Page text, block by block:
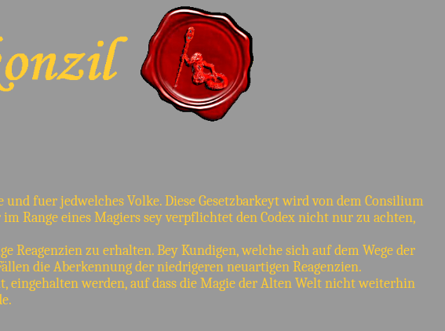
fuer jedwelches Volke. Diese Gesetzbarkeyt wird von dem Consilium
Range eines Magiers sey verpflichtet den Codex nicht nur zu achten,
Reagenzien zu erhalten. Bey Kundigen, welche sich auf dem Wege der
die Aberkennung der niedrigeren neuartigen Reagenzien.
eingehalten werden, auf dass die Magie der Alten Welt nicht weiterhin